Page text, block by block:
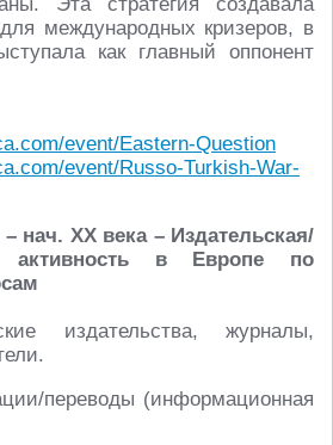
международных кризеров, в
как главный оппонент
event/Eastern-Question
event/Russo-Turkish-War-
нач. XX века – Издательская/
активность в Европе по
издательства, журналы,
переводы (информационная